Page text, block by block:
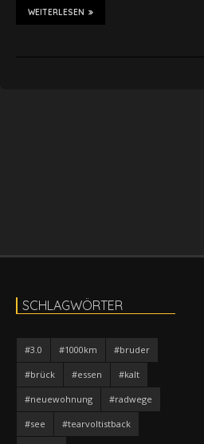
WEITERLESEN
SCHLAGWÖRTER
#3.0 #1000km #bruder
#brück #essen #kalt
#neuewohnung #radwege
#see #tearvoltistback